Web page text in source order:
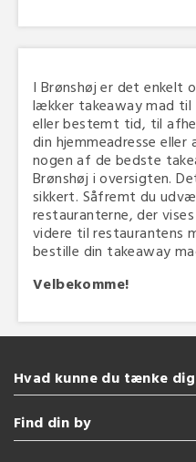
I Brønshøj er det enkelt
lækker takeaway mad
eller bestemt tid, til
din hjemmeadresse eller
nogen af de bedste
Brønshøj i oversigten.
sikkert. Såfremt du
restauranterne, der
videre til restaurantens
bestille din takeaway
Velbekomme!
Hvad kunne du tænke
Takeaway
Italiensk
Find din by